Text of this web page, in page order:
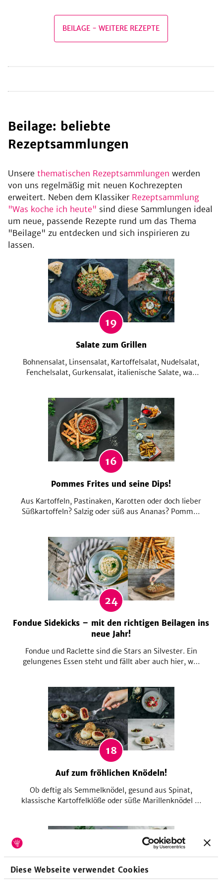
Diese Webseite verwendet Cookies
BEILAGE - WEITERE REZEPTE
Beilage: beliebte
Rezeptsammlungen
Unsere thematischen Rezeptsammlungen werden
von uns regelmäßig mit neuen Kochrezepten
erweitert. Neben dem Klassiker Rezeptsammlung
"Was koche ich heute" sind diese Sammlungen ideal
um neue, passende Rezepte rund um das Thema
"Beilage" zu entdecken und sich inspirieren zu
lassen.
19
Salate zum Grillen
Bohnensalat, Linsensalat, Kartoffelsalat, Nudelsalat,
Fenchelsalat, Gurkensalat, italienische Salate, was
eure nächste Grillparty zum Highlight. In dieser
Sommersalat-Sammlung gibt's viele Ideen.
16
Pommes Frites und seine Dips!
Aus Kartoffeln, Pastinaken, Karotten oder doch lieber
Süßkartoffeln? Salzig oder süß aus Ananas? Pommes
deine selfmade Pommes für zuhause. Probiere sie
alle und entscheide selbst.
24
Fondue Sidekicks – mit den richtigen Beilagen ins
neue Jahr!
Fondue und Raclette sind die Stars an Silvester. Ein
gelungenes Essen steht und fällt aber auch hier, wie
Salate, Brote und Co. Da kann das neue Jahr
kommen!
18
Auf zum fröhlichen Knödeln!
Ob deftig als Semmelknödel, gesund aus Spinat,
klassische Kartoffelklöße oder süße Marillenknödel –
grenzenlos. Mit unserer Rezeptsammlung
verschaffst du dir einen kulinarischen Überblick.